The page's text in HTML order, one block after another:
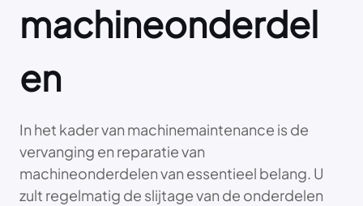
machineonderdel
en
In het kader van machinemaintenance is de
vervanging en reparatie van
machineonderdelen van essentieel belang. U
zult regelmatig de slijtage van de onderdelen